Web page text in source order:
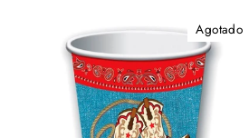
Agotado